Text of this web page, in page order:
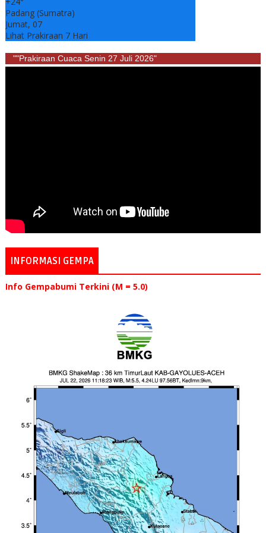
Padang (Sumatra)
Jumat, 07
Lihat Prakiraan 7 Hari
""Prakiraan Cuaca Senin 27 Juli 2026"
INFORMASI GEMPA
Info Gempabumi Terkini (M = 5.0)